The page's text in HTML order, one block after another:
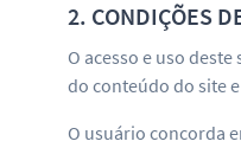
2. CONDIÇÕES
O acesso e uso
do conteúdo do site
O usuário concorda